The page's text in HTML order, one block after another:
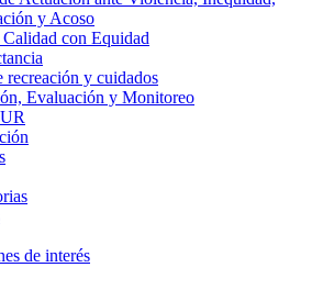
y Acoso
con Equidad
recreación y cuidados
Evaluación y Monitoreo
de interés